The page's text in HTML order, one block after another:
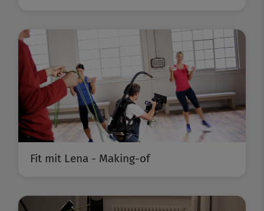
Fit mit Lena - Making-of